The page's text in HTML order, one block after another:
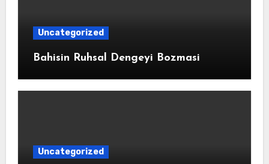
Uncategorized
Bahisin Ruhsal Dengeyi Bozmasi
Uncategorized